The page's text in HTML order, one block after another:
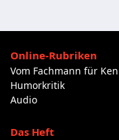
Online-Rubriken
Vom Fachmann für
Humorkritik
Audio
Das Heft